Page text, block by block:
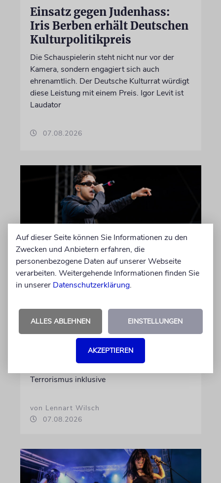
Einsatz gegen Judenhass:
Iris Berben erhält Deutschen
Kulturpolitikpreis
Die Schauspielerin steht nicht nur vor der
Kamera, sondern engagiert sich auch
ehrenamtlich. Der Deutsche Kulturrat würdigt
diese Leistung mit einem Preis. Igor Levit ist
Laudator
07.08.2026
HIPHOP
Rapper Pashanim: »Free
Verkaufsschlager
Auf seinem neuen Album »Lounge Musik«
wiederholt über den Israel-Palästina-Konflikt –
Terrorismus inklusive
von Lennart Wilsch
07.08.2026
Auf dieser Seite können Sie Informationen zu den
Zwecken und Anbietern erfahren, die
personenbezogene Daten auf unserer Webseite
verarbeiten. Weitergehende Informationen finden Sie
in unserer Datenschutzerklärung.
ALLES ABLEHNEN EINSTELLUNGEN
AKZEPTIEREN